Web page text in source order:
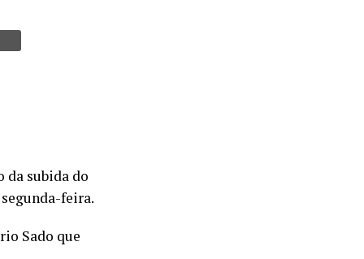
da subida do
feira.
Sado que